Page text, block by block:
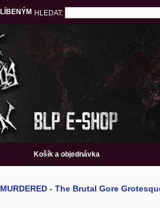
HLEDAT:
Košík a objednávka
MURDERED - The Brutal Gore